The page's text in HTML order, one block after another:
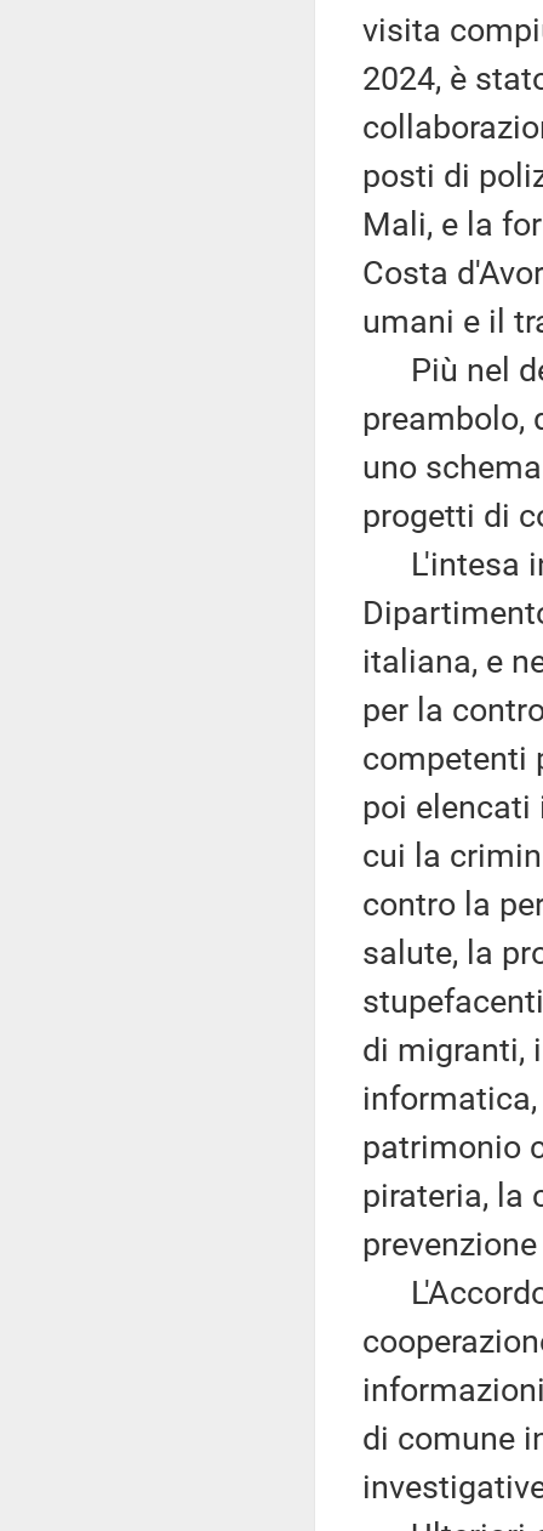
visita
2024, è
posti di
Mali, e la
Costa
umani e il
Più nel
preambolo,
uno
progetti di
L'intesa
italiana, e
per la
competenti
poi elencati
cui la
contro la
salute, la
di migranti,
patrimonio
pirateria, la
di comune